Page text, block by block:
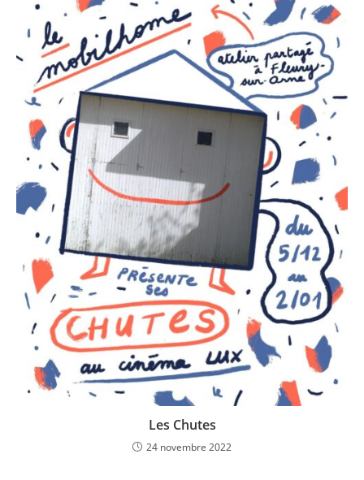
Les Chutes
24 novembre 2022